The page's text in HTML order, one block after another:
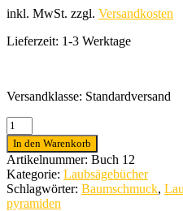
war:
inkl. MwSt. zzgl. Versandkosten
Lieferzeit: 1-3 Werktage
Versandklasse: Standardversand
Laubsaegevorlagenbuch
Nr.
12
Sammlung
Osterhasen
Menge
In den Warenkorb
Artikelnummer: Buch 12
Kategorie: Laubsägebücher
Schlagwörter: Baumschmuck,
pyramiden